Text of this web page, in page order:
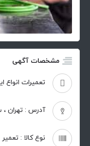
مشخصات آگهی
تعمیرات انواع
آدرس : تهران ،
نوع کالا :